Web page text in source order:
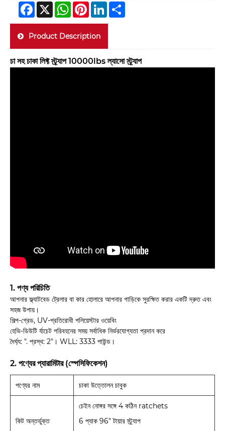
Facebook
X WhatsAppPinterestLinkedIn
Product Description
চা সহ চাকা লিফ্ট স্ট্র্যাপ 10000lbs ল্যাসো স্ট্র্যাপ
1. পণ্য পরিচিতি
আপনার ফ্ল্যাটবেড ট্রেলার বা কার হোলারে আপনার গাড়িকে সুরক্ষিত করার একটি দ্রুত এবং
সহজ উপায়।
শিল্প-গ্রেড, UV-প্রতিরোধী পলিয়েস্টার ওয়েবিং
হেভি-ডিউটি ​​র্যাচেট পরিবহনের সময় সর্বাধিক নির্ভরযোগ্যতা প্রদান করে
দৈর্ঘ্য: ". প্রস্থ: 2"। WLL: 3333 পাউন্ড।
2. পণ্যের প্যারামিটার (স্পেসিফিকেশন)
পণ্যের নাম চাকা উত্তোলন চাবুক
কিট অন্তর্ভুক্ত
চেইন নোঙ্গর সঙ্গে 4 কঠিন ratchets
6 প্যাক 96" টায়ার স্ট্র্যাপ